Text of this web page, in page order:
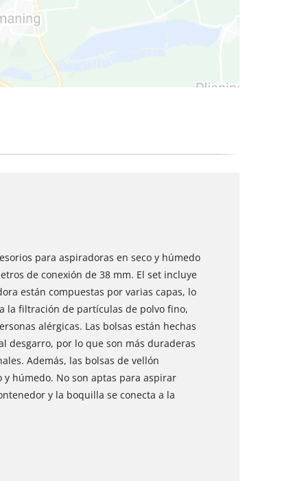
para aspiradoras en seco y húmedo
de conexión de 38 mm. El set incluye
están compuestas por varias capas, lo
la filtración de partículas de polvo fino,
alérgicas. Las bolsas están hechas
desgarro, por lo que son más duraderas
Además, las bolsas de vellón
húmedo. No son aptas para aspirar
y la boquilla se conecta a la